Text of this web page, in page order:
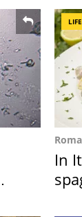
Roma
In